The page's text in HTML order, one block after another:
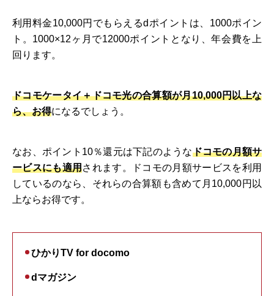
利用料金10,000円でもらえるdポイントは、1000ポイン
ト。1000×12ヶ月で12000ポイントとなり、年会費を上
回ります。
ドコモケータイ＋ドコモ光の合算額が月10,000円以上な
ら、お得になるでしょう。
なお、ポイント10％還元は下記のようなドコモの月額サ
ービスにも適用されます。ドコモの月額サービスを利用
しているのなら、それらの合算額も含めて月10,000円以
上ならお得です。
ひかりTV for docomo
dマガジン